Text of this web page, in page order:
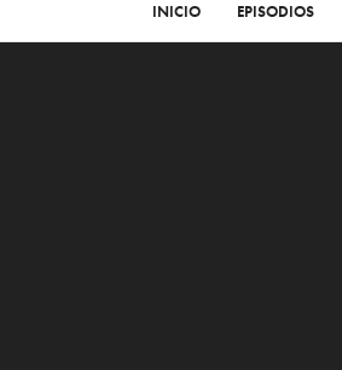
INICIO EPISODIOS